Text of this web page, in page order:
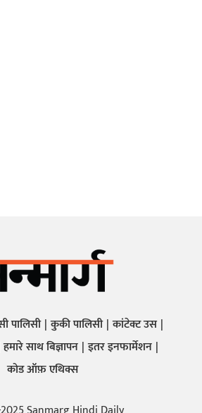
पालिसी कुकी पालिसी कांटेक्ट उस
हमारे साथ बिज्ञापन इतर इनफार्मेशन
कोड ऑफ़ एथिक्स